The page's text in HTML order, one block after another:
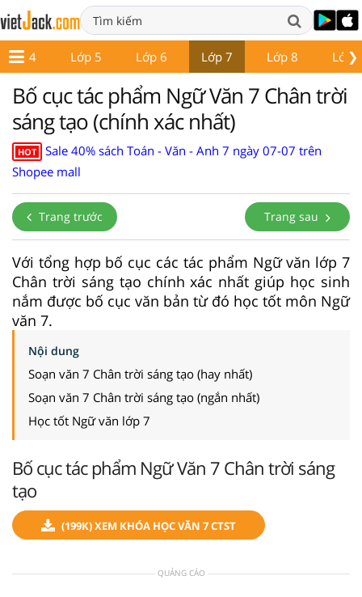
❯
Lớp 4 Lớp 5 Lớp 6 Lớp 7 Lớp 8 Lớp
Bố cục tác phẩm Ngữ Văn 7 Chân trời
sáng tạo (chính xác nhất)
HOT
Sale 40% sách Toán - Văn - Anh 7 ngày 07-07 trên
Shopee mall
Trang trước Trang sau
Với tổng hợp bố cục các tác phẩm Ngữ văn lớp 7
Chân trời sáng tạo chính xác nhất giúp học sinh
nắm được bố cục văn bản từ đó học tốt môn Ngữ
văn 7.
Nội dung
Soạn văn 7 Chân trời sáng tạo (hay nhất)
Soạn văn 7 Chân trời sáng tạo (ngắn nhất)
Học tốt Ngữ văn lớp 7
Bố cục tác phẩm Ngữ Văn 7 Chân trời sáng
tạo
(199K) XEM KHÓA HỌC VĂN 7 CTST
QUẢNG CÁO